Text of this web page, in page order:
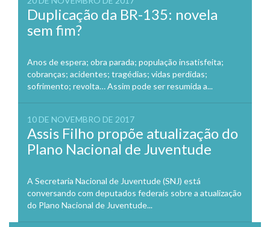
Duplicação da BR-135: novela
sem fim?
Anos de espera; obra parada; população insatisfeita;
cobranças; acidentes; tragédias; vidas perdidas;
sofrimento; revolta… Assim pode ser resumida a...
10 DE NOVEMBRO DE 2017
Assis Filho propõe atualização do
Plano Nacional de Juventude
A Secretaria Nacional de Juventude (SNJ) está
conversando com deputados federais sobre a atualização
do Plano Nacional de Juventude...